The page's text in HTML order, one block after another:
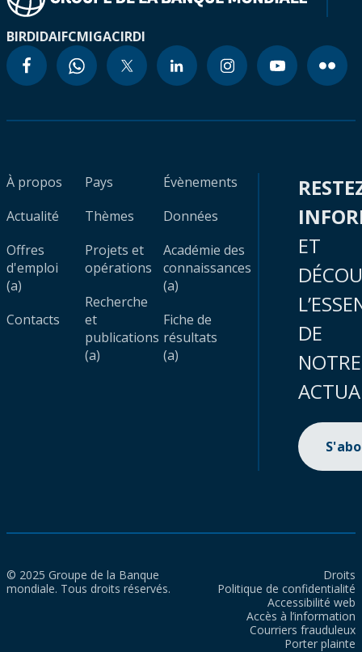
BIRDIDAIFCMIGACIRDI
À propos
Actualité
Offres
d'emploi
(a)
Contacts
Pays
Thèmes
Projets et
opérations
Recherche
et
publications
(a)
Évènements
Données
Académie des
connaissances
(a)
Fiche de
résultats
(a)
ET
DE
NOTRE
© 2025 Groupe de la Banque
mondiale. Tous droits réservés.
Droits
Politique de confidentialité
Accessibilité web
Accès à l’information
Courriers frauduleux
Porter plainte